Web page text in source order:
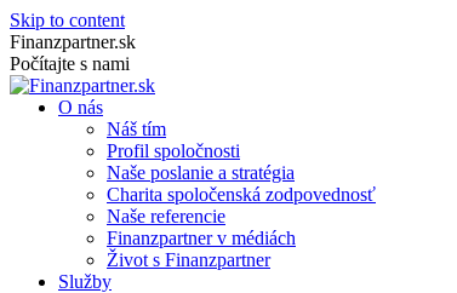
Skip to content
Finanzpartner.sk
Počítajte s nami
O nás
Náš tím
Profil spoločnosti
Naše poslanie a stratégia
Charita spoločenská zodpovednosť
Naše referencie
Finanzpartner v médiách
Život s Finanzpartner
Služby